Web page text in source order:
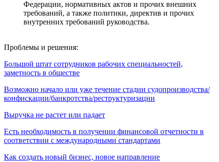
Федерации, нормативных актов и прочих внешних
требований, а также политики, директив и прочих
внутренних требований руководства.
Проблемы и решения:
Большой штат сотрудников рабочих специальностей,
заметность в обществе
Возможно начало или уже течение стадии судопроизводства/
конфискации/банкротства/реструктуризации
Выручка не растет или падает
Есть необходимость в получении финансовой отчетности в
соответствии с международными стандартами
Как создать новый бизнес, новое направление